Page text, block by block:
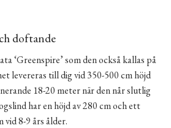
doftande
‘Greenspire’ som den också kallas på
levereras till dig vid 350-500 cm höjd
18-20 meter när den når slutlig
har en höjd av 280 cm och ett
vid 8-9 års ålder.